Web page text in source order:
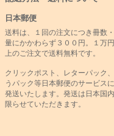
日本郵便
送料は、１回の注文につき冊数
量にかかわらず３００円。１万
上のご注文で送料無料です。
クリックポスト、レターパック
うパック等日本郵便のサービス
発送いたします。発送は日本国
限らせていただきます。